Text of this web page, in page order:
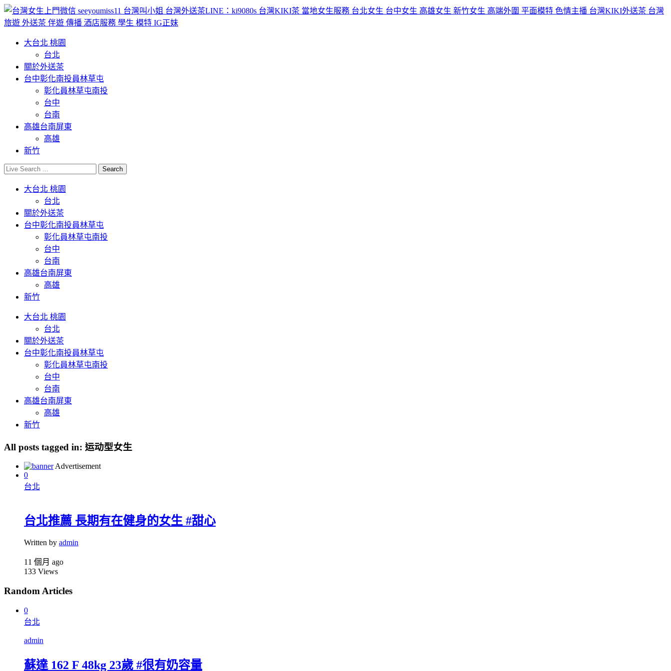
大台北 桃園
台北
關於外送茶
台中彰化南投員林草屯
彰化員林草屯南投
台中
台南
高雄台南屏東
高雄
新竹
大台北 桃園
台北
關於外送茶
台中彰化南投員林草屯
彰化員林草屯南投
台中
台南
高雄台南屏東
高雄
新竹
大台北 桃園
台北
關於外送茶
台中彰化南投員林草屯
彰化員林草屯南投
台中
台南
高雄台南屏東
高雄
新竹
All posts tagged in: 运动型女生
Advertisement
0
台北
台北推薦 長期有在健身的女生 #甜心
Written by admin
11 個月 ago
133 Views
Random Articles
0
台北
admin
蘇達 162 F 48kg 23歲 #很有奶容量